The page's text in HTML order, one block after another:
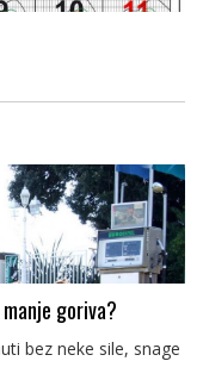
goriva?
bez neke sile, snage